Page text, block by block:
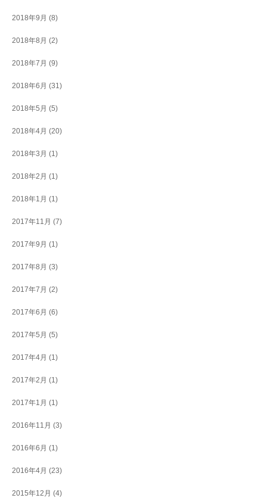
2018年9月 (8)
2018年8月 (2)
2018年7月 (9)
2018年6月 (31)
2018年5月 (5)
2018年4月 (20)
2018年3月 (1)
2018年2月 (1)
2018年1月 (1)
2017年11月 (7)
2017年9月 (1)
2017年8月 (3)
2017年7月 (2)
2017年6月 (6)
2017年5月 (5)
2017年4月 (1)
2017年2月 (1)
2017年1月 (1)
2016年11月 (3)
2016年6月 (1)
2016年4月 (23)
2015年12月 (4)